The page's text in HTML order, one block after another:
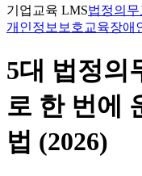
기업교육 LMS법정의무
개인정보보호교육장애
5대 법정의
로 한 번에
법 (2026)